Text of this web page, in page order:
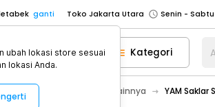
ganti Toko Jakarta Utara
Toko Tangerang
Toko Cikupa
Pick n Go Jakarta Barat
Senin -
Pick n Go Bekasi
Senin - Jumat
Kategori
Motor Aksesoris Motor Lainnya YAM
ubah lokasi store sesuai
lokasi Anda.